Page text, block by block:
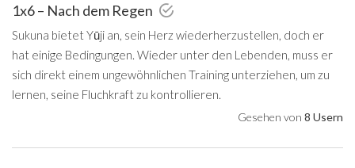
1x6 – Nach dem Regen
Sukuna bietet Yūji an, sein Herz wiederherzustellen, doch er
hat einige Bedingungen. Wieder unter den Lebenden, muss er
sich direkt einem ungewöhnlichen Training unterziehen, um zu
lernen, seine Fluchkraft zu kontrollieren.
Gesehen von 8 Usern